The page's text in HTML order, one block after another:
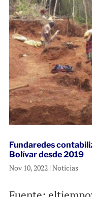
Fundaredes
Bolívar desde 2019
Nov 10, 2022| Noticias